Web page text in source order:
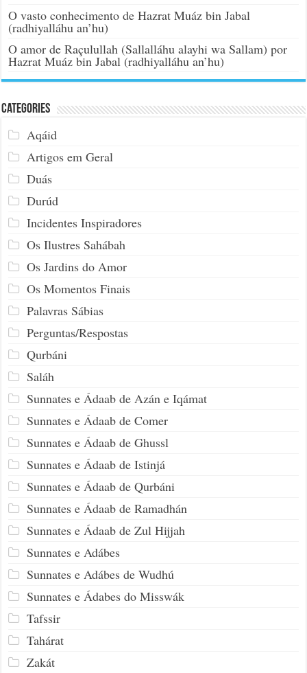
O vasto conhecimento de Hazrat Muáz bin Jabal
(radhiyalláhu an’hu)
O amor de Raçulullah (Sallalláhu alayhi wa Sallam) por
Hazrat Muáz bin Jabal (radhiyalláhu an’hu)
Categories
Aqáid
Artigos em Geral
Duás
Durúd
Incidentes Inspiradores
Os Ilustres Sahábah
Os Jardins do Amor
Os Momentos Finais
Palavras Sábias
Perguntas/Respostas
Qurbáni
Saláh
Sunnates e Ádaab de Azán e Iqámat
Sunnates e Ádaab de Comer
Sunnates e Ádaab de Ghussl
Sunnates e Ádaab de Istinjá
Sunnates e Ádaab de Qurbáni
Sunnates e Ádaab de Ramadhán
Sunnates e Ádaab de Zul Hijjah
Sunnates e Adábes
Sunnates e Adábes de Wudhú
Sunnates e Ádabes do Misswák
Tafssir
Tahárat
Zakát